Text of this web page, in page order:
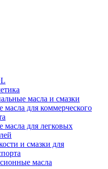
масла и смазки
для коммерческого
для легковых
и смазки для
масла